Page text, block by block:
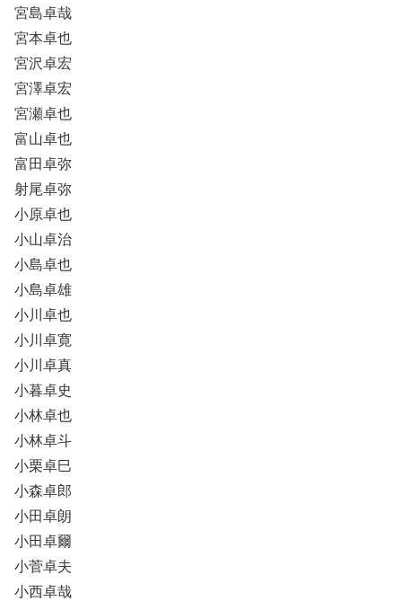
宮島卓哉
宮本卓也
宮沢卓宏
宮澤卓宏
宮瀬卓也
富山卓也
富田卓弥
射尾卓弥
小原卓也
小山卓治
小島卓也
小島卓雄
小川卓也
小川卓寛
小川卓真
小暮卓史
小林卓也
小林卓斗
小栗卓巳
小森卓郎
小田卓朗
小田卓爾
小菅卓夫
小西卓哉